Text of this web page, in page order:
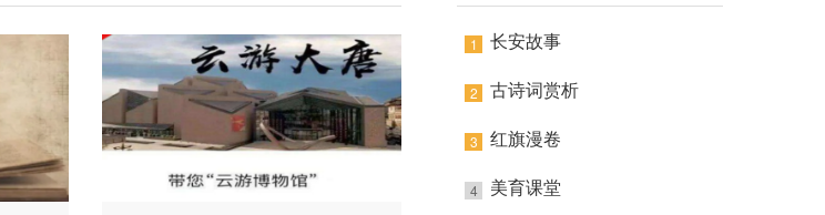
长安故事
1
古诗词赏析
2
红旗漫卷
3
美育课堂
4